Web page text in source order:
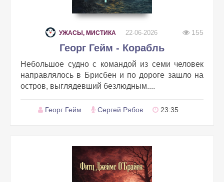
УЖАСЫ, МИСТИКА 22-06-2026 155
Георг Гейм - Корабль
Небольшое судно с командой из семи человек
направлялось в Брисбен и по дороге зашло на
остров, выглядевший безлюдным....
Георг Гейм Сергей Рябов 23:35